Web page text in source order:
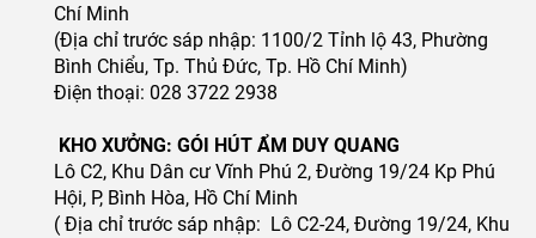
Chí Minh
(Địa chỉ trước sáp nhập: 1100/2 Tỉnh lộ 43, Phường
Bình Chiểu, Tp. Thủ Đức, Tp. Hồ Chí Minh)
Điện thoại: 028 3722 2938
KHO XƯỞNG: GÓI HÚT ẨM DUY QUANG
Lô C2, Khu Dân cư Vĩnh Phú 2, Đường 19/24 Kp Phú
Hội, P, Bình Hòa, Hồ Chí Minh
( Địa chỉ trước sáp nhập: Lô C2-24, Đường 19/24, Khu